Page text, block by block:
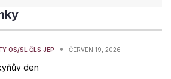
OS/SL ČLS JEP • ČERVEN 19, 2026
den